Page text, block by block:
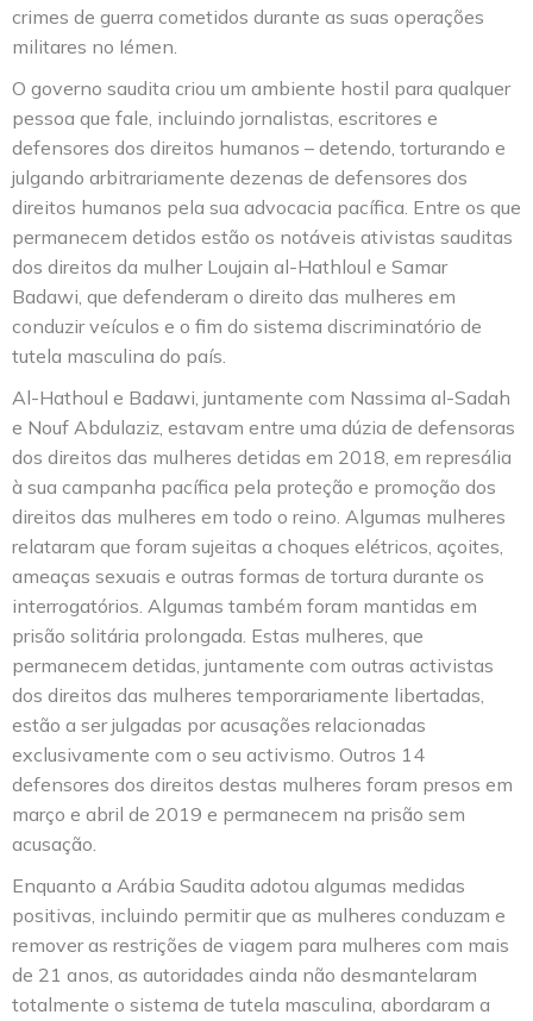
crimes de guerra cometidos durante as suas operações
militares no Iémen.
O governo saudita criou um ambiente hostil para qualquer
pessoa que fale, incluindo jornalistas, escritores e
defensores dos direitos humanos – detendo, torturando e
julgando arbitrariamente dezenas de defensores dos
direitos humanos pela sua advocacia pacífica. Entre os que
permanecem detidos estão os notáveis ativistas sauditas
dos direitos da mulher Loujain al-Hathloul e Samar
Badawi, que defenderam o direito das mulheres em
conduzir veículos e o fim do sistema discriminatório de
tutela masculina do país.
Al-Hathoul e Badawi, juntamente com Nassima al-Sadah
e Nouf Abdulaziz, estavam entre uma dúzia de defensoras
dos direitos das mulheres detidas em 2018, em represália
à sua campanha pacífica pela proteção e promoção dos
direitos das mulheres em todo o reino. Algumas mulheres
relataram que foram sujeitas a choques elétricos, açoites,
ameaças sexuais e outras formas de tortura durante os
interrogatórios. Algumas também foram mantidas em
prisão solitária prolongada. Estas mulheres, que
permanecem detidas, juntamente com outras activistas
dos direitos das mulheres temporariamente libertadas,
estão a ser julgadas por acusações relacionadas
exclusivamente com o seu activismo. Outros 14
defensores dos direitos destas mulheres foram presos em
março e abril de 2019 e permanecem na prisão sem
acusação.
Enquanto a Arábia Saudita adotou algumas medidas
positivas, incluindo permitir que as mulheres conduzam e
remover as restrições de viagem para mulheres com mais
de 21 anos, as autoridades ainda não desmantelaram
totalmente o sistema de tutela masculina, abordaram a